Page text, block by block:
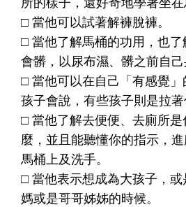
□ 當他可以試著解褲脫褲。
□ 當他了解馬桶的功用，也
會髒，以尿布濕、髒之前自己
□ 當他可以在自己「有感覺
孩子會說，有些孩子則是拉著
□ 當他了解去便便、去廁所
麼，並且能聽懂你的指示，
馬桶上及洗手。
□ 當他表示想成為大孩子，
媽或是哥哥姊姊的時候。